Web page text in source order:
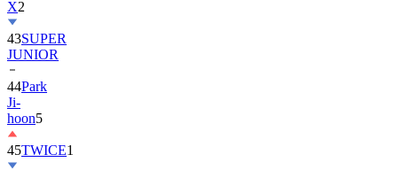
X2
43SUPER
JUNIOR
44Park
Ji-
hoon5
45TWICE1